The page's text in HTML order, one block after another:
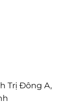
Trị Đông A,